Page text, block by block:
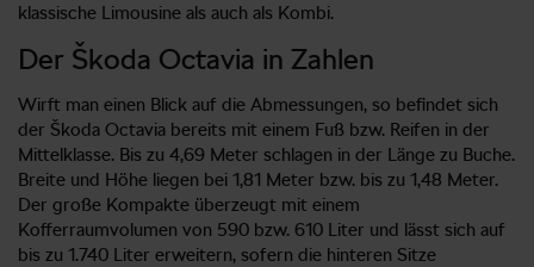
klassische Limousine als auch als Kombi.
Der Škoda Octavia in Zahlen
Wirft man einen Blick auf die Abmessungen, so befindet sich
der Škoda Octavia bereits mit einem Fuß bzw. Reifen in der
Mittelklasse. Bis zu 4,69 Meter schlagen in der Länge zu Buche.
Breite und Höhe liegen bei 1,81 Meter bzw. bis zu 1,48 Meter.
Der große Kompakte überzeugt mit einem
Kofferraumvolumen von 590 bzw. 610 Liter und lässt sich auf
bis zu 1.740 Liter erweitern, sofern die hinteren Sitze